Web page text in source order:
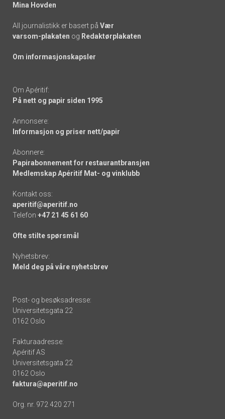
Mina Hovden
All journalistikk er basert på Vær
varsom-plakaten og Redaktørplakaten
Om informasjonskapsler
Om Apéritif:
På nett og papir siden 1995
Annonsere:
Informasjon og priser nett/papir
Abonnere:
Papirabonnement for restaurantbransjen
Medlemskap Apéritif Mat- og vinklubb
Kontakt oss:
aperitif@aperitif.no
Telefon +47 21 45 61 60
Ofte stilte spørsmål
Nyhetsbrev:
Meld deg på våre nyhetsbrev
Post- og besøksadresse:
Universitetsgata 22
0162 Oslo
Fakturaadresse:
Apéritif AS
Universitetsgata 22
0162 Oslo
faktura@aperitif.no
Org. nr. 972 420 271